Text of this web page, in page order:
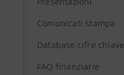
Comunicati stampa
Database cifre chiave
FAQ finanziarie